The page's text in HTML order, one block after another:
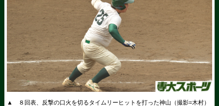
▲ ８回表、反撃の口火を切るタイムリーヒットを打った神山（撮影=木村）